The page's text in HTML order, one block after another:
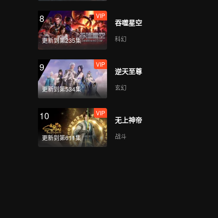
8
更新到第235集
VIP
吞噬星空
科幻
9
更新到第534集
VIP
逆天至尊
玄幻
10
更新到第611集
VIP
无上神帝
战斗